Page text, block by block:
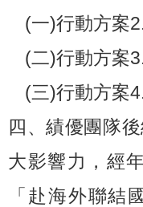
(一)行動方案
(二)行動方案
(三)行動方案
四、績優團隊
大影響力，經
「赴海外聯結